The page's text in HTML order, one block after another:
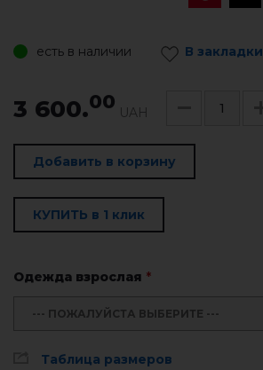
есть в наличии В закладки
3 600.00 UAH
Добавить в корзину
КУПИТЬ в 1 клик
Одежда взрослая *
--- ПОЖАЛУЙСТА ВЫБЕРИТЕ ---
Таблица размеров